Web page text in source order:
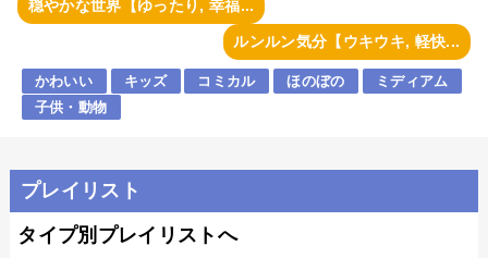
穏やかな世界【ゆったり, 幸福...
ルンルン気分【ウキウキ, 軽快...
かわいい キッズ コミカル ほのぼの
ミディアム
子供・動物
プレイリスト
タイプ別プレイリストへ